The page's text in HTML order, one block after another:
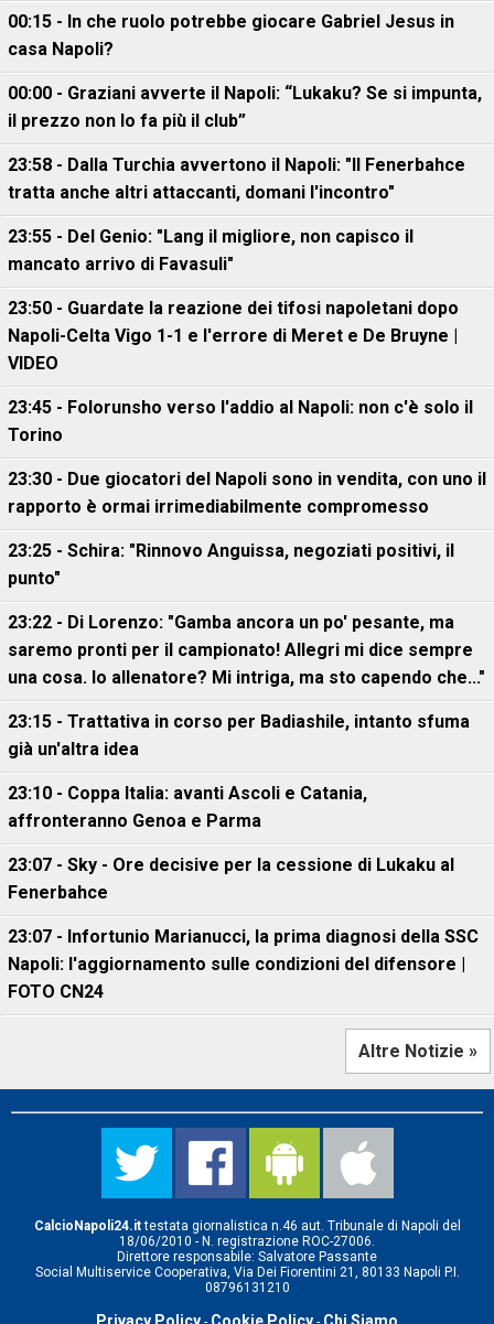
00:15 - In che ruolo potrebbe giocare Gabriel Jesus in
casa Napoli?
00:00 - Graziani avverte il Napoli: “Lukaku? Se si impunta,
il prezzo non lo fa più il club”
23:58 - Dalla Turchia avvertono il Napoli: "Il Fenerbahce
tratta anche altri attaccanti, domani l'incontro"
23:55 - Del Genio: "Lang il migliore, non capisco il
mancato arrivo di Favasuli"
23:50 - Guardate la reazione dei tifosi napoletani dopo
Napoli-Celta Vigo 1-1 e l'errore di Meret e De Bruyne |
VIDEO
23:45 - Folorunsho verso l'addio al Napoli: non c'è solo il
Torino
23:30 - Due giocatori del Napoli sono in vendita, con uno il
rapporto è ormai irrimediabilmente compromesso
23:25 - Schira: "Rinnovo Anguissa, negoziati positivi, il
punto"
23:22 - Di Lorenzo: "Gamba ancora un po' pesante, ma
saremo pronti per il campionato! Allegri mi dice sempre
una cosa. Io allenatore? Mi intriga, ma sto capendo che..."
23:15 - Trattativa in corso per Badiashile, intanto sfuma
già un'altra idea
23:10 - Coppa Italia: avanti Ascoli e Catania,
affronteranno Genoa e Parma
23:07 - Sky - Ore decisive per la cessione di Lukaku al
Fenerbahce
23:07 - Infortunio Marianucci, la prima diagnosi della SSC
Napoli: l'aggiornamento sulle condizioni del difensore |
FOTO CN24
Altre Notizie »
CalcioNapoli24.ittestata giornalistica n.46 aut. Tribunale di Napoli del
18/06/2010 - N. registrazione ROC-27006.
Direttore responsabile: Salvatore Passante
Social Multiservice Cooperativa, Via Dei Fiorentini 21, 80133 Napoli P.I.
08796131210